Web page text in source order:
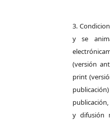
3.
y se
(versión
print
y difusión